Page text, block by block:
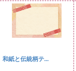
和紙と伝統柄テ...